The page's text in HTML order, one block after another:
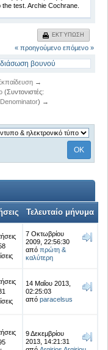
test. Archie Cochrane.
ΕΚΤΎΠΩΣΗ
« προηγούμενο επόμενο »
διάσωση βουνού
→
(Συντονιστές:
Denominator) →
Τελευταίο μήνυμα
7 Οκτωβρίου
2009, 22:56:30
από πρώτη &
καλύτερη
14 Μαΐου 2013,
02:25:03
από paracelsus
9 Δεκεμβρίου
2013, 14:21:31